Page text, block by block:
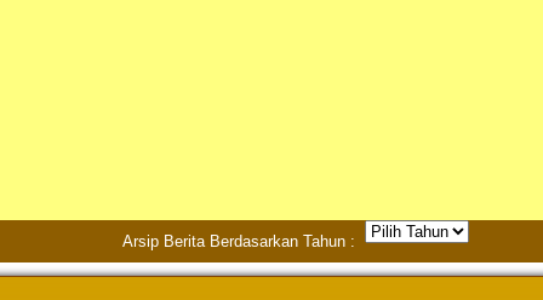
Arsip Berita Berdasarkan Tahun :